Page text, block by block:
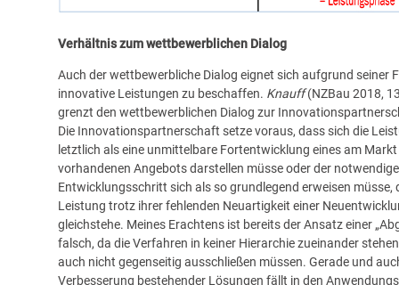
Verhältnis zum wettbewerblichen Dialog
Auch der wettbewerbliche Dialog eignet sich aufgrund seiner
innovative Leistungen zu beschaffen. Knauff(NZBau 2018,
grenzt den wettbewerblichen Dialog zur
Die Innovationspartnerschaft setze voraus, dass sich die
letztlich als eine unmittelbare Fortentwicklung eines am Markt
vorhandenen Angebots darstellen müsse oder der notwendige
Entwicklungsschritt sich als so grundlegend erweisen müsse,
Leistung trotz ihrer fehlenden Neuartigkeit einer
gleichstehe. Meines Erachtens ist bereits der Ansatz einer
falsch, da die Verfahren in keiner Hierarchie zueinander
auch nicht gegenseitig ausschließen müssen. Gerade und
Verbesserung bestehender Lösungen fällt in den